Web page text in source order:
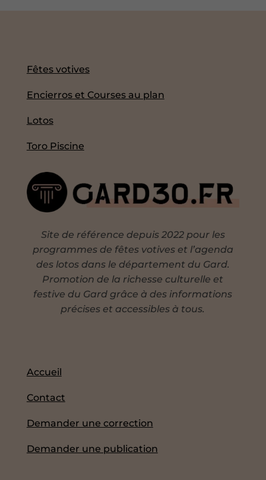
Fêtes votives
Encierros et Courses au plan
Lotos
Toro Piscine
Site de référence depuis 2022 pour les
programmes de fêtes votives et l’agenda
des lotos dans le département du Gard.
Promotion de la richesse culturelle et
festive du Gard grâce à des informations
précises et accessibles à tous.
Accueil
Contact
Demander une correction
Demander une publication